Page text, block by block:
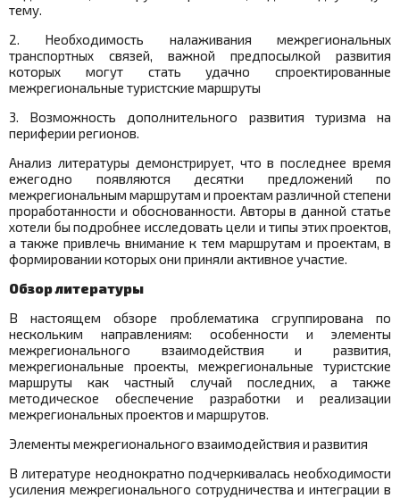
тему.
2. Необходимость налаживания межрегиональных
транспортных связей, важной предпосылкой развития
которых могут стать удачно спроектированные
межрегиональные туристские маршруты
3. Возможность дополнительного развития туризма на
периферии регионов.
Анализ литературы демонстрирует, что в последнее время
ежегодно появляются десятки предложений по
межрегиональным маршрутам и проектам различной степени
проработанности и обоснованности. Авторы в данной статье
хотели бы подробнее исследовать цели и типы этих проектов,
а также привлечь внимание к тем маршрутам и проектам, в
формировании которых они приняли активное участие.
Обзор литературы
В настоящем обзоре проблематика сгруппирована по
нескольким направлениям: особенности и элементы
межрегионального взаимодействия и развития,
межрегиональные проекты, межрегиональные туристские
маршруты как частный случай последних, а также
методическое обеспечение разработки и реализации
межрегиональных проектов и маршрутов.
Элементы межрегионального взаимодействия и развития
В литературе неоднократно подчеркивалась необходимости
усиления межрегионального сотрудничества и интеграции в